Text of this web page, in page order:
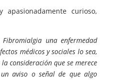
curioso,
una enfermedad
médicos y sociales lo sea,
consideración que se merece
aviso o señal de que algo